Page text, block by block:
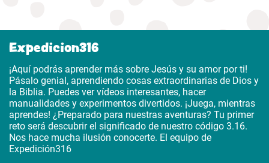
Expedicion316
¡Aquí podrás aprender más sobre Jesús y su amor por ti!
Pásalo genial, aprendiendo cosas extraordinarias de Dios y
la Biblia. Puedes ver vídeos interesantes, hacer
manualidades y experimentos divertidos. ¡Juega, mientras
aprendes! ¿Preparado para nuestras aventuras? Tu primer
reto será descubrir el significado de nuestro código 3.16.
Nos hace mucha ilusión conocerte. El equipo de
Expedición316